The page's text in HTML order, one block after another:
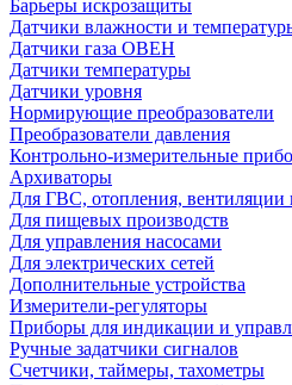
Барьеры искрозащиты
Датчики влажности и
Датчики газа ОВЕН
Датчики температуры
Датчики уровня
Нормирующие преобразователи
Преобразователи давления
Контрольно-измерительные
Архиваторы
Для ГВС, отопления, вентиляции
Для пищевых производств
Для управления насосами
Для электрических сетей
Дополнительные устройства
Измерители-регуляторы
Приборы для индикации и
Ручные задатчики сигналов
Счетчики, таймеры, тахометры